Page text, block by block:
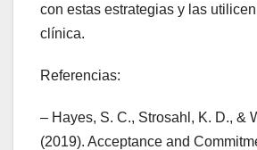
con estas estrategias y las
clínica.
Referencias:
– Hayes, S. C., Strosahl, K. D., &
(2019). Acceptance and